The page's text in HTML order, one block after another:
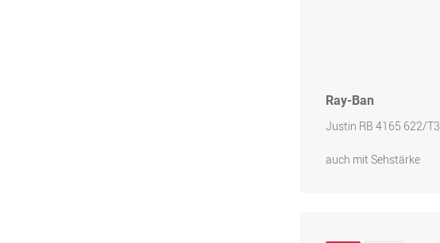
Ray-Ban
Justin RB 4165 622/T3
auch mit Sehstärke